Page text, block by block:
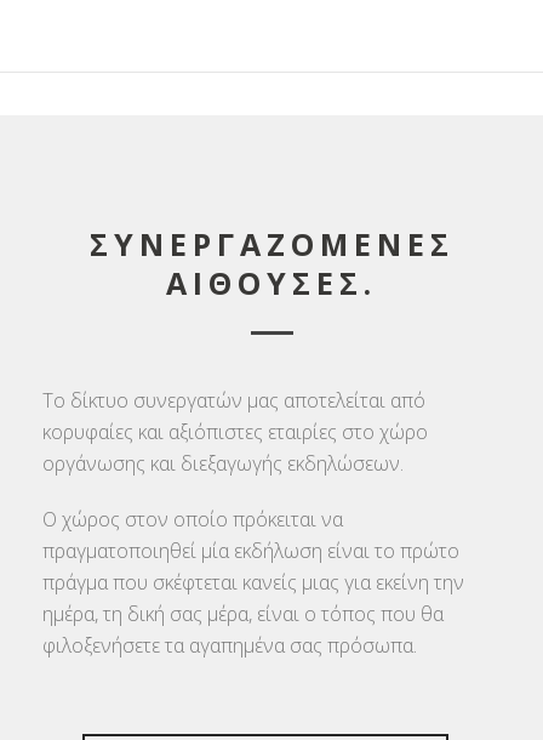
ΣΥΝΕΡΓΑΖΟΜΕΝΕΣ
ΑΙΘΟΥΣΕΣ.
Το δίκτυο συνεργατών μας αποτελείται από
κορυφαίες και αξιόπιστες εταιρίες στο χώρο
οργάνωσης και διεξαγωγής εκδηλώσεων.
Ο χώρος στον οποίο πρόκειται να
πραγματοποιηθεί μία εκδήλωση είναι το πρώτο
πράγμα που σκέφτεται κανείς μιας για εκείνη την
ημέρα, τη δική σας μέρα, είναι ο τόπος που θα
φιλοξενήσετε τα αγαπημένα σας πρόσωπα.